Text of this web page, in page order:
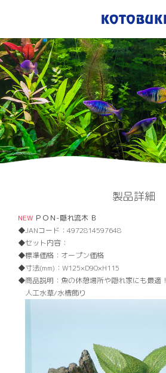
製品詳細
NEW ＰＯＮ-隠れ流木 Ｂ
JANコード： 4972814597648
セット内容：
標準価格： オープン価格
寸法(mm)： W125×D90×H115
商品説明： 魚の休憩場所や隠れ家にも最適！
人工水草/水槽飾り